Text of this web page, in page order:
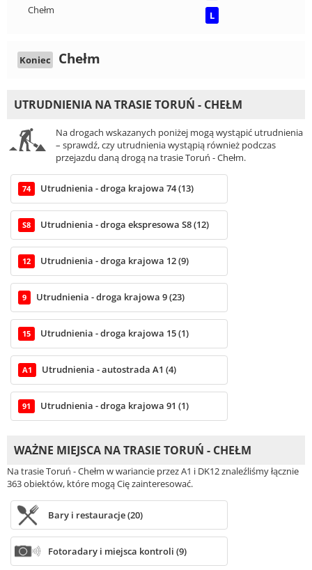
Chełm
L
Koniec Chełm
UTRUDNIENIA NA TRASIE TORUŃ - CHEŁM
Na drogach wskazanych poniżej mogą wystąpić utrudnienia
– sprawdź, czy utrudnienia wystąpią również podczas
przejazdu daną drogą na trasie Toruń - Chełm.
74 Utrudnienia - droga krajowa 74 (13)
S8 Utrudnienia - droga ekspresowa S8 (12)
12 Utrudnienia - droga krajowa 12 (9)
9 Utrudnienia - droga krajowa 9 (23)
15 Utrudnienia - droga krajowa 15 (1)
A1 Utrudnienia - autostrada A1 (4)
91 Utrudnienia - droga krajowa 91 (1)
WAŻNE MIEJSCA NA TRASIE TORUŃ - CHEŁM
Na trasie Toruń - Chełm w wariancie przez A1 i DK12 znaleźliśmy łącznie
363 obiektów, które mogą Cię zainteresować.
Bary i restauracje (20)
Fotoradary i miejsca kontroli (9)